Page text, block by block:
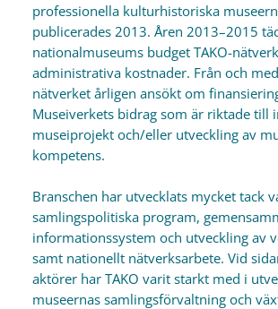
professionella kulturhistoriska
publicerades 2013. Åren 2013–2015
nationalmuseums budget TAKO-
administrativa kostnader. Från och
nätverket årligen ansökt om
Museiverkets bidrag som är riktade till
museiprojekt och/eller utveckling av
kompetens.
Branschen har utvecklats mycket tack
samlingspolitiska program,
informationssystem och utveckling av
samt nationellt nätverksarbete. Vid
aktörer har TAKO varit starkt med i
museernas samlingsförvaltning och